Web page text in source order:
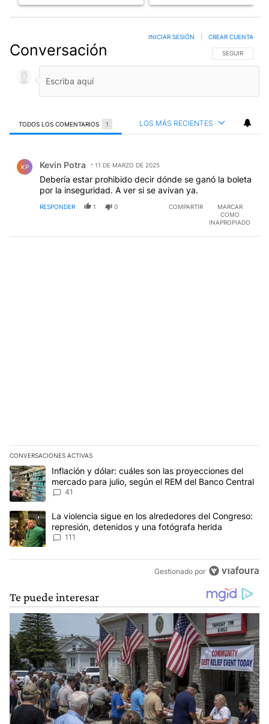
Conversación SIGA ESTA
SEGUIR
INICIAR SESIÓN CREAR CUENTA
TODOS LOS COMENTARIOS 1 LOS MÁS RECIENTES
KP Kevin Potra 11 DE MARZO DE 2025
Debería estar prohibido decir dónde se ganó la boleta
por la inseguridad. A ver si se avivan ya.
RESPONDER 1 0 COMPARTIR
MARCAR
COMO
INAPROPIADO
CONVERSACIONES ACTIVAS
Este listado muestra los artículos con más comentarios en los
Un artículo de tendencia con el título "Inflación y dólar: cuáles
Inflación y dólar: cuáles son las proyecciones del
mercado para julio, según el REM del Banco Central
41
Un artículo de tendencia con el título "La violencia sigue en los
La violencia sigue en los alrededores del Congreso:
represión, detenidos y una fotógrafa herida
111
Gestionado por